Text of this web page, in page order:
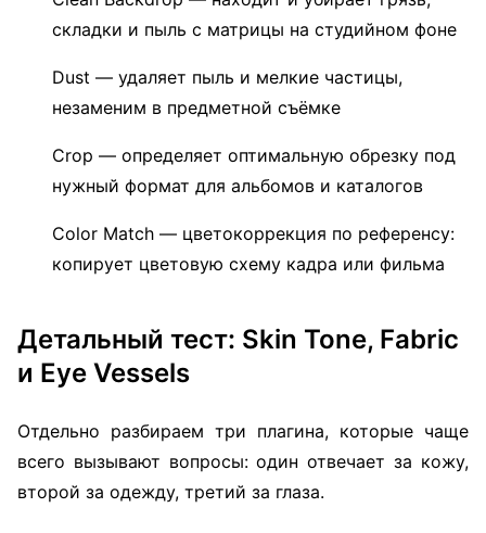
складки и пыль с матрицы на студийном фоне
Dust — удаляет пыль и мелкие частицы,
незаменим в предметной съёмке
Crop — определяет оптимальную обрезку под
нужный формат для альбомов и каталогов
Color Match — цветокоррекция по референсу:
копирует цветовую схему кадра или фильма
Детальный тест: Skin Tone, Fabric
и Eye Vessels
Отдельно разбираем три плагина, которые чаще
всего вызывают вопросы: один отвечает за кожу,
второй за одежду, третий за глаза.